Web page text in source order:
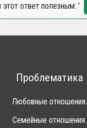
ответ полезным: '
Проблематика
Любовные отношения.
Семейные отношения.